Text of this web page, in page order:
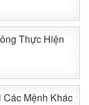
Thực Hiện
Các Mệnh Khác